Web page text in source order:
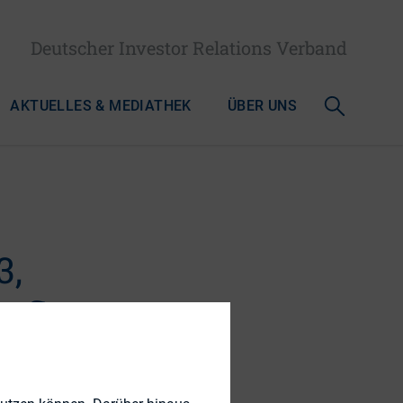
Deutscher Investor Relations Verband
AKTUELLES & MEDIATHEK ÜBER UNS